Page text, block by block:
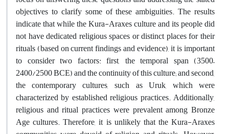
objectives to clarify some of these ambiguities. The results
indicate that while the Kura-Araxes culture and its people did
not have dedicated religious spaces or distinct places for their
rituals (based on current findings and evidence), it is important
to consider two factors: first, the temporal span (3500–
2400/2500 BCE) and the continuity of this culture; and second,
the contemporary cultures, such as Uruk, which were
characterized by established religious practices. Additionally,
religious and ritual practices were prevalent among Bronze
Age cultures. Therefore, it is unlikely that the Kura-Araxes